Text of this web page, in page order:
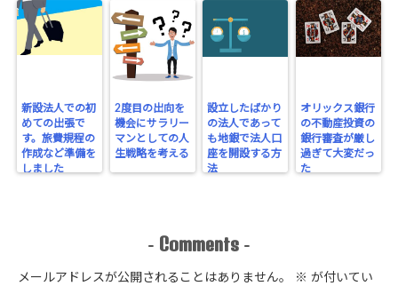
新設法人での初
めての出張で
す。旅費規程の
作成など準備を
しました
2度目の出向を
機会にサラリー
マンとしての人
生戦略を考える
設立したばかり
の法人であって
も地銀で法人口
座を開設する方
法
オリックス銀行
の不動産投資の
銀行審査が厳し
過ぎて大変だっ
た
- Comments -
メールアドレスが公開されることはありません。 ※ が付いてい